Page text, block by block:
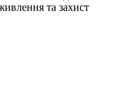
та захист